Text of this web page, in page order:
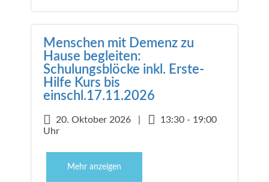
Menschen mit Demenz zu
Hause begleiten:
Schulungsblöcke inkl. Erste-
Hilfe Kurs bis
einschl.17.11.2026
20. Oktober 2026 |
13:30 - 19:00
Uhr
Mehr anzeigen